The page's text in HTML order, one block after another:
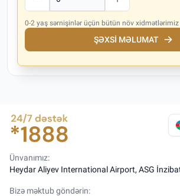
0-2 yaş sərnişinlər üçün bütün növ xidmətlərimiz
ŞƏXSI MƏLUMAT
Ünvanımız:
Heydar Aliyev International Airport, ASG
Bizə məktub göndərin: